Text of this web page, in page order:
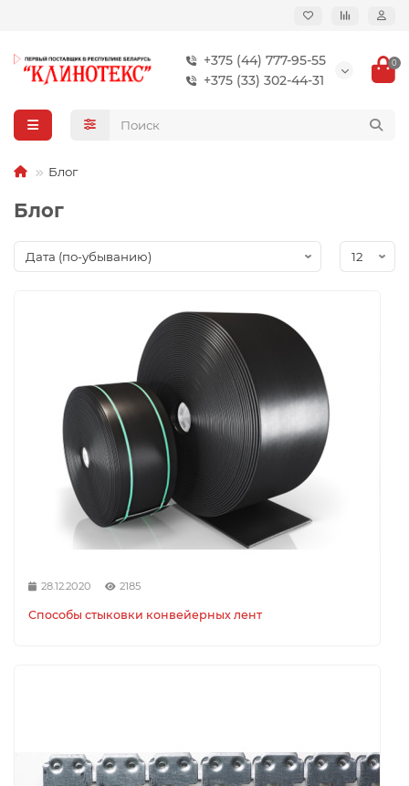
+375 (44) 777-95-55
+375 (33) 302-44-31
0
Блог
Блог
28.12.2020 2185
Способы стыковки конвейерных лент